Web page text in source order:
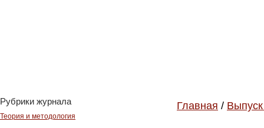
Рубрики журнала
Теория и методология
Главная /